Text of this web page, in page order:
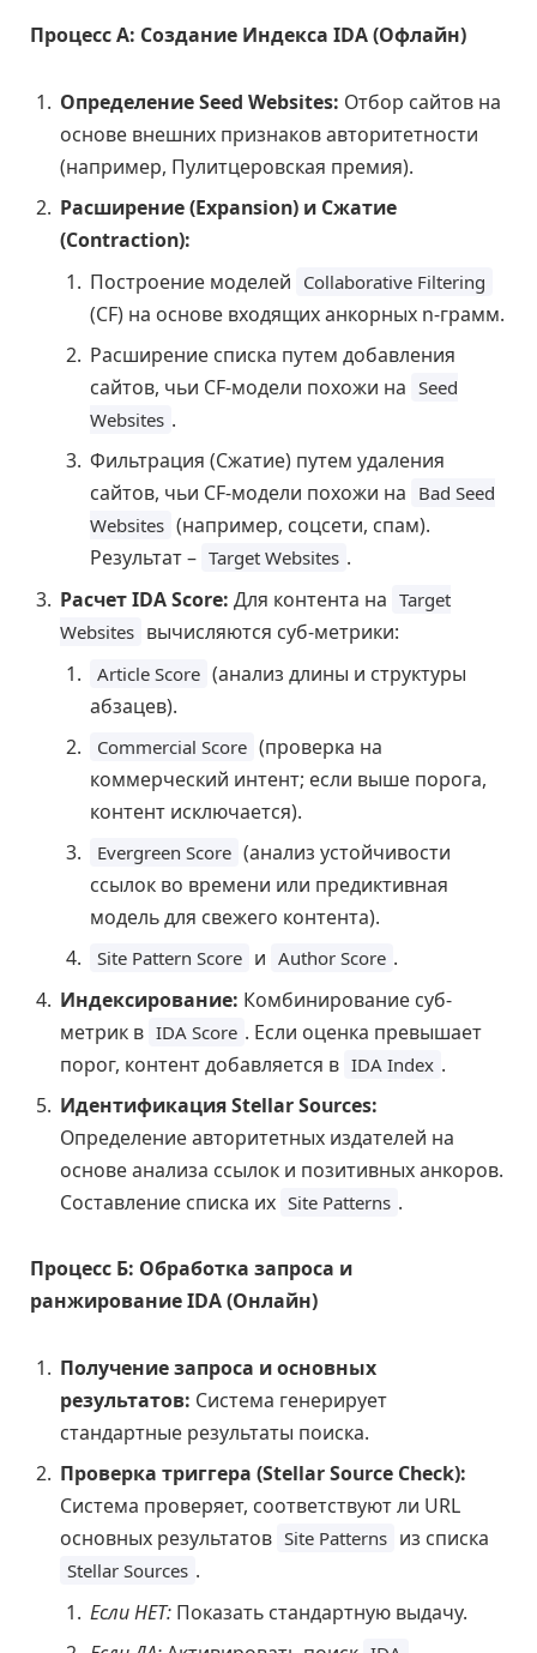
Процесс А: Создание Индекса IDA (Офлайн)
Определение Seed Websites: Отбор сайтов на
основе внешних признаков авторитетности
(например, Пулитцеровская премия).
Расширение (Expansion) и Сжатие
(Contraction):
Построение моделей Collaborative Filtering
(CF) на основе входящих анкорных n-грамм.
Расширение списка путем добавления
сайтов, чьи CF-модели похожи на Seed
Websites .
Фильтрация (Сжатие) путем удаления
сайтов, чьи CF-модели похожи на Bad Seed
Websites (например, соцсети, спам).
Результат – Target Websites .
Расчет IDA Score: Для контента на Target
Websites вычисляются суб-метрики:
Article Score (анализ длины и структуры
абзацев).
Commercial Score (проверка на
коммерческий интент; если выше порога,
контент исключается).
Evergreen Score (анализ устойчивости
ссылок во времени или предиктивная
модель для свежего контента).
Site Pattern Score и Author Score .
Индексирование: Комбинирование суб-
метрик в IDA Score . Если оценка превышает
порог, контент добавляется в IDA Index .
Идентификация Stellar Sources:
Определение авторитетных издателей на
основе анализа ссылок и позитивных анкоров.
Составление списка их Site Patterns .
Процесс Б: Обработка запроса и
ранжирование IDA (Онлайн)
Получение запроса и основных
результатов: Система генерирует
стандартные результаты поиска.
Проверка триггера (Stellar Source Check):
Система проверяет, соответствуют ли URL
основных результатов Site Patterns из списка
Stellar Sources .
Если НЕТ: Показать стандартную выдачу.